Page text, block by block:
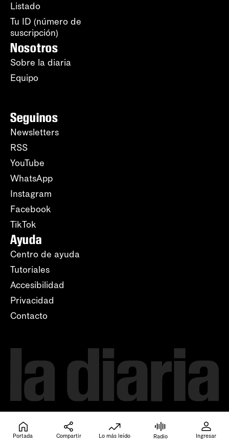
Listado
Tu ID (número de
suscripción)
Nosotros
Sobre la diaria
Equipo
Seguinos
Newsletters
RSS
YouTube
WhatsApp
Instagram
Facebook
TikTok
Ayuda
Centro de ayuda
Tutoriales
Accesibilidad
Privacidad
Contacto
Portada Compartir Lo más leído Radio Ingresar